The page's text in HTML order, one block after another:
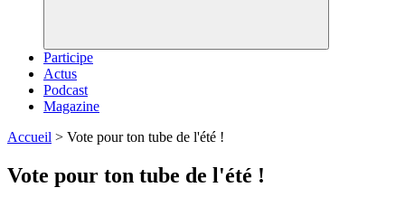
Participe
Actus
Podcast
Magazine
Accueil > Vote pour ton tube de l'été !
Vote pour ton tube de l'été !